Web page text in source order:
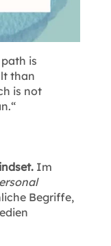
is
than
is not
Im
Begriffe,